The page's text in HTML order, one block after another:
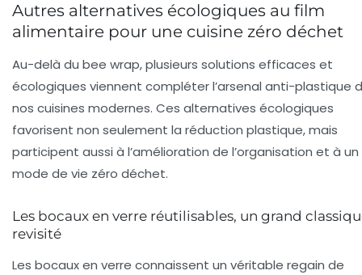
Autres alternatives écologiques au film
alimentaire pour une cuisine zéro déchet
Au-delà du bee wrap, plusieurs solutions efficaces et
écologiques viennent compléter l’arsenal anti-plastique
nos cuisines modernes. Ces alternatives écologiques
favorisent non seulement la réduction plastique, mais
participent aussi à l’amélioration de l’organisation et à un
mode de vie zéro déchet.
Les bocaux en verre réutilisables, un grand
revisité
Les bocaux en verre connaissent un véritable regain de